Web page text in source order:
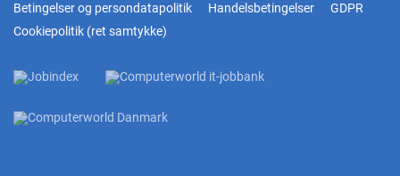
Betingelser og persondatapolitik
Handelsbetingelser
GDPR
Cookiepolitik (ret samtykke)